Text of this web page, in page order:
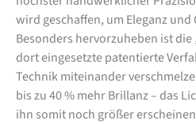
wird geschaffen, um Eleganz
Besonders hervorzuheben ist die
dort eingesetzte patentierte
Technik miteinander
bis zu 40 % mehr Brillanz – das
ihn somit noch größer